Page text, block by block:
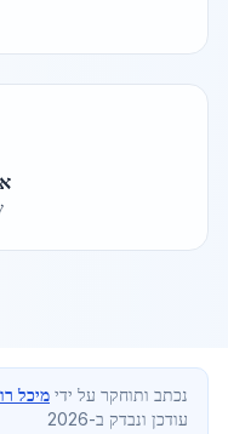
נכתב ותוחקר על ידי מיכל
עודכן ונבדק ב-2026